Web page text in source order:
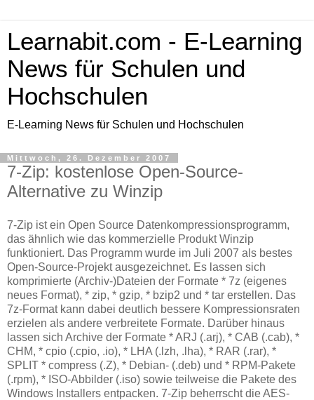
Learnabit.com - E-Learning
News für Schulen und
Hochschulen
E-Learning News für Schulen und Hochschulen
Mittwoch, 26. Dezember 2007
7-Zip: kostenlose Open-Source-
Alternative zu Winzip
7-Zip ist ein Open Source Datenkompressionsprogramm,
das ähnlich wie das kommerzielle Produkt Winzip
funktioniert. Das Programm wurde im Juli 2007 als bestes
Open-Source-Projekt ausgezeichnet. Es lassen sich
komprimierte (Archiv-)Dateien der Formate * 7z (eigenes
neues Format), * zip, * gzip, * bzip2 und * tar erstellen. Das
7z-Format kann dabei deutlich bessere Kompressionsraten
erzielen als andere verbreitete Formate. Darüber hinaus
lassen sich Archive der Formate * ARJ (.arj), * CAB (.cab), *
CHM, * cpio (.cpio, .io), * LHA (.lzh, .lha), * RAR (.rar), *
SPLIT * compress (.Z), * Debian- (.deb) und * RPM-Pakete
(.rpm), * ISO-Abbilder (.iso) sowie teilweise die Pakete des
Windows Installers entpacken. 7-Zip beherrscht die AES-